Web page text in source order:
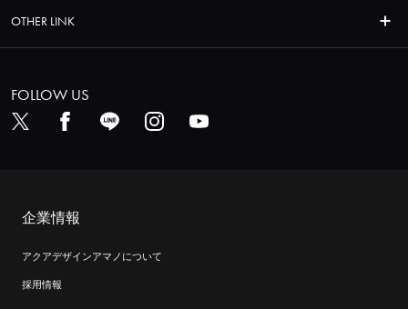
OTHER LINK
FOLLOW US
企業情報
アクアデザインアマノについて
採用情報